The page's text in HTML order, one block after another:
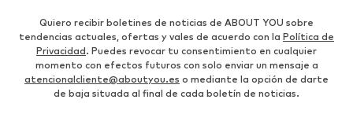
Quiero recibir boletines de noticias de ABOUT YOU sobre
tendencias actuales, ofertas y vales de acuerdo con la Política de
Privacidad. Puedes revocar tu consentimiento en cualquier
momento con efectos futuros con solo enviar un mensaje a
atencionalcliente@aboutyou.es o mediante la opción de darte
de baja situada al final de cada boletín de noticias.